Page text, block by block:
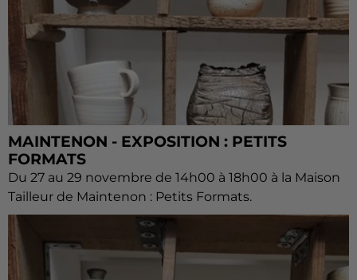
MAINTENON - EXPOSITION : PETITS
FORMATS
Du 27 au 29 novembre de 14h00 à 18h00 à la Maison
Tailleur de Maintenon : Petits Formats.